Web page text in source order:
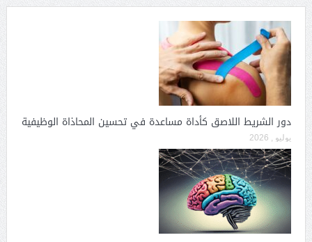
دور الشريط اللاصق كأداة مساعدة في تحسين المحاذاة الوظيفية
يوليو , 2026